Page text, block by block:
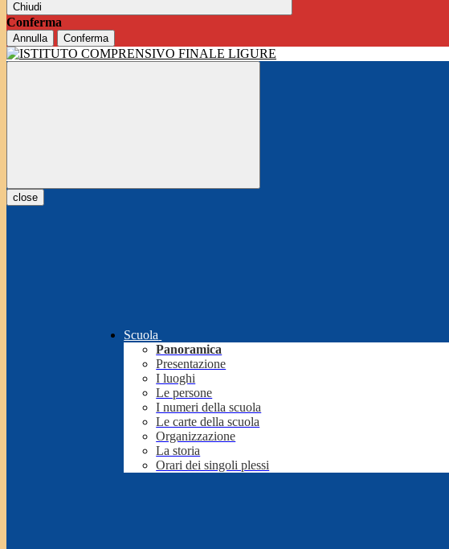
Chiudi
Conferma
Annulla Conferma
close
Scuola
Panoramica
Presentazione
I luoghi
Le persone
I numeri della scuola
Le carte della scuola
Organizzazione
La storia
Orari dei singoli plessi